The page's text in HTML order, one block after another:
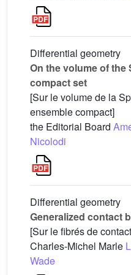
Differential geometry
On the volume of the
compact set
[Sur le volume de la
ensemble compact]
the Editorial Board
Nicolodi
Differential geometry
Generalized contact
[Sur le fibrés de
Charles-Michel Marle
Wade